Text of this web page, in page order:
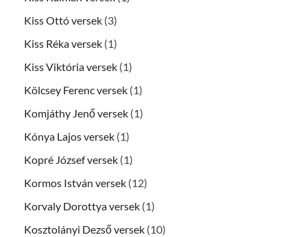
Kiss Ottó versek (3)
Kiss Réka versek (1)
Kiss Viktória versek (1)
Kölcsey Ferenc versek (1)
Komjáthy Jenő versek (1)
Kónya Lajos versek (1)
Kopré József versek (1)
Kormos István versek (12)
Korvaly Dorottya versek (1)
Kosztolányi Dezső versek (10)